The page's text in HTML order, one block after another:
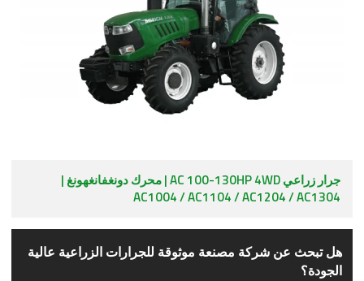
جرار زراعي AC 100-130HP 4WD | محرك دونغفانغهونغ |
AC1004 / AC1104 / AC1204 / AC1304
هل تبحث عن شركة مصنعة موثوقة للجرارات الزراعية عالية
الجودة؟